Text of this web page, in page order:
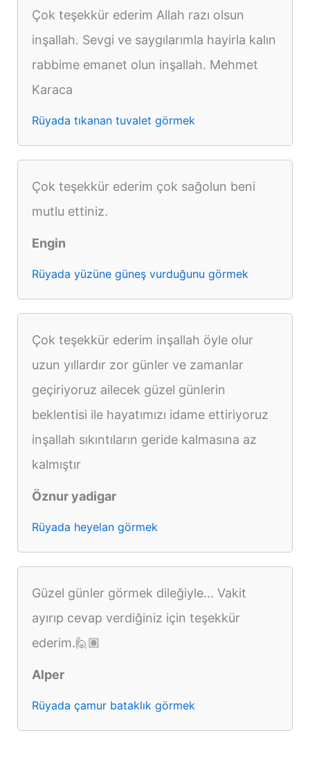
Çok teşekkür ederim Allah razı olsun
inşallah. Sevgi ve saygılarımla hayirla kalın
rabbime emanet olun inşallah. Mehmet
Karaca
Rüyada tıkanan tuvalet görmek
Çok teşekkür ederim çok sağolun beni
mutlu ettiniz.
Engin
Rüyada yüzüne güneş vurduğunu görmek
Çok teşekkür ederim inşallah öyle olur
uzun yıllardır zor günler ve zamanlar
geçiriyoruz ailecek güzel günlerin
beklentisi ile hayatımızı idame ettiriyoruz
inşallah sıkıntıların geride kalmasına az
kalmıştır
Öznur yadigar
Rüyada heyelan görmek
Güzel günler görmek dileğiyle... Vakit
ayırıp cevap verdiğiniz için teşekkür
ederim.🙋🏽
Alper
Rüyada çamur bataklık görmek